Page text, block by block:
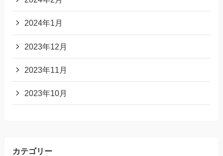
2024年1月
2023年12月
2023年11月
2023年10月
カテゴリー